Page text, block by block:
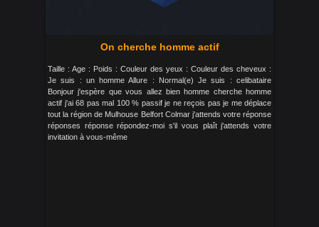
On cherche homme actif
Taille : Age : Poids : Couleur des yeux : Couleur des cheveux :
Je suis : un homme Allure : Normal(e) Je suis : celibataire
Bonjour j'espère que vous allez bien homme cherche homme
actif j'ai 68 pas mal 100 % passif je ne reçois pas je me déplace
tout la région de Mulhouse Belfort Colmar j'attends votre réponse
réponses réponse répondez-moi s'il vous plaît j'attends votre
invitation à vous-même